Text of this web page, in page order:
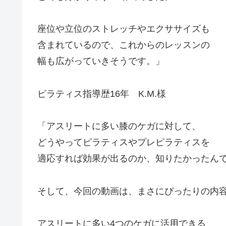
座位や立位のストレッチやエクササイズも
含まれているので、これからのレッスンの
幅も広がっていきそうです。」
ピラティス指導歴16年 K.M.様
「アスリートに多い膝のケガに対して、
どうやってピラティスやプレピラティスを
適応すれば効果が出るのか、知りたかったんで
そして、今回の動画は、まさにぴったりの内
アスリートに多い4つのケガに活用できる